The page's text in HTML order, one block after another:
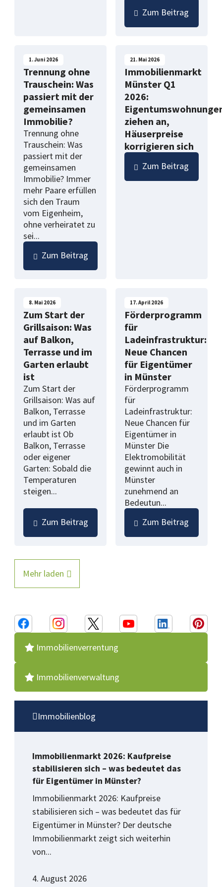
Zum Beitrag
1. Juni 2026
Trennung ohne
Trauschein: Was
passiert mit der
gemeinsamen
Immobilie?
Trennung ohne
Trauschein: Was
passiert mit der
gemeinsamen
Immobilie? Immer
mehr Paare erfüllen
sich den Traum
vom Eigenheim,
ohne verheiratet zu
sei...
Zum Beitrag
21. Mai 2026
Immobilienmarkt
Münster Q1
2026:
ziehen an,
Häuserpreise
korrigieren sich
Zum Beitrag
8. Mai 2026
Zum Start der
Grillsaison: Was
auf Balkon,
Terrasse und im
Garten erlaubt
ist
Zum Start der
Grillsaison: Was auf
Balkon, Terrasse
und im Garten
erlaubt ist Ob
Balkon, Terrasse
oder eigener
Garten: Sobald die
Temperaturen
steigen...
Zum Beitrag
17. April 2026
Förderprogramm
für
Ladeinfrastruktur:
Neue Chancen
für Eigentümer
in Münster
Förderprogramm
für
Ladeinfrastruktur:
Neue Chancen für
Eigentümer in
Münster Die
Elektromobilität
gewinnt auch in
Münster
zunehmend an
Bedeutun...
Zum Beitrag
Mehr laden
Immobilienverrentung
Immobilienverwaltung
Immobilienblog
Immobilienmarkt 2026: Kaufpreise
stabilisieren sich – was bedeutet das
für Eigentümer in Münster?
Immobilienmarkt 2026: Kaufpreise
stabilisieren sich – was bedeutet das für
Eigentümer in Münster? Der deutsche
Immobilienmarkt zeigt sich weiterhin
von...
4. August 2026